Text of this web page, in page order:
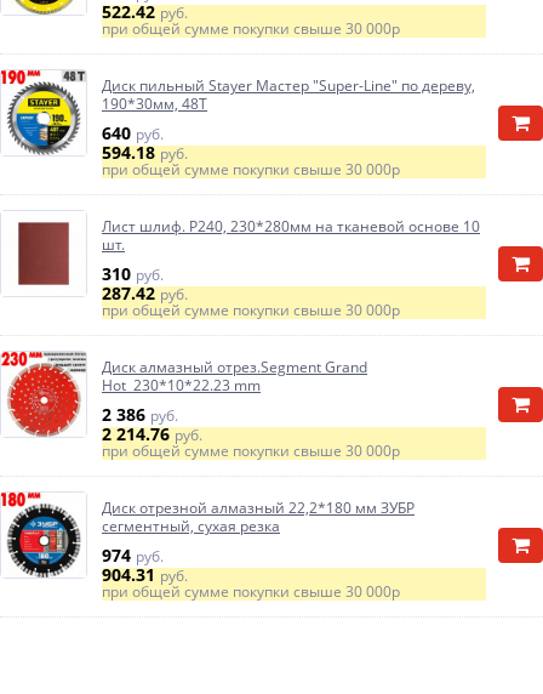
522.42руб.
при общей сумме покупки свыше 30 000р
Диск пильный Stayer Мастер "Super-Line" по дереву,
190*30мм, 48Т
640 руб.
594.18руб.
при общей сумме покупки свыше 30 000р
Лист шлиф. Р240, 230*280мм на тканевой основе 10
шт.
310 руб.
287.42руб.
при общей сумме покупки свыше 30 000р
Диск алмазный отрез.Segment Grand
Hot 230*10*22.23 mm
2 386 руб.
2 214.76руб.
при общей сумме покупки свыше 30 000р
Диск отрезной алмазный 22,2*180 мм ЗУБР
сегментный, сухая резка
974 руб.
904.31руб.
при общей сумме покупки свыше 30 000р